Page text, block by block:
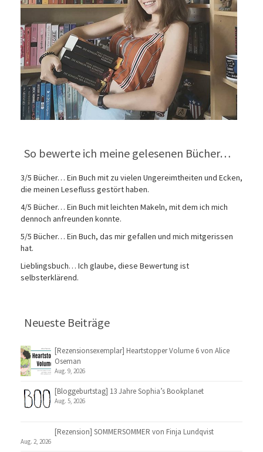
So bewerte ich meine gelesenen Bücher…
3/5 Bücher… Ein Buch mit zu vielen Ungereimtheiten und Ecken,
die meinen Lesefluss gestört haben.
4/5 Bücher… Ein Buch mit leichten Makeln, mit dem ich mich
dennoch anfreunden konnte.
5/5 Bücher… Ein Buch, das mir gefallen und mich mitgerissen
hat.
Lieblingsbuch… Ich glaube, diese Bewertung ist
selbsterklärend.
Neueste Beiträge
[Rezensionsexemplar] Heartstopper Volume 6 von Alice
Oseman
Aug. 9, 2026
[Bloggeburtstag] 13 Jahre Sophia’s Bookplanet
Aug. 5, 2026
[Rezension] SOMMERSOMMER von Finja Lundqvist
Aug. 2, 2026